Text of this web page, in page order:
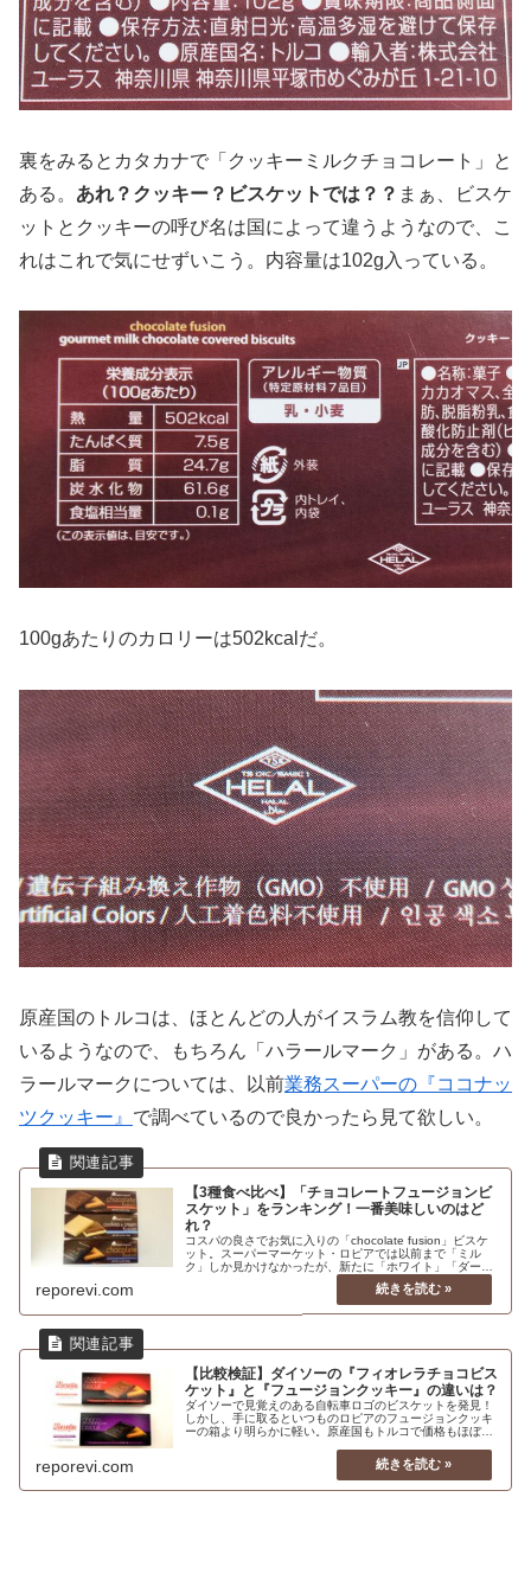
裏をみるとカタカナで「クッキーミルクチョコレート」と
ある。 あれ？クッキー？ビスケットでは？？ まぁ、ビスケ
ットとクッキーの呼び名は国によって違うようなので、こ
れはこれで気にせずいこう。内容量は102g入っている。
100gあたりのカロリーは502kcalだ。
原産国のトルコは、ほとんどの人がイスラム教を信仰して
いるようなので、もちろん「ハラールマーク」がある。ハ
ラールマークについては、以前業務スーパーの『ココナッ
ツクッキー』 で調べているので良かったら見て欲しい。
【3種食べ比べ】「チョコレートフュージョンビ
スケット」をランキング！一番美味しいのはど
れ？
コスパの良さでお気に入りの「chocolate fusion」ビスケ
ット。スーパーマーケット・ロピアでは以前まで「ミル
ク」しか見かけなかったが、新たに「ホワイト」「ダー
ク」を発見！これは食べ比べするしかない！3種類の中で
どれが一番美味しいのか、意外にも食べる前の予想とは違
reporevi.com
【比較検証】ダイソーの『フィオレラチョコビス
ケット』と『フュージョンクッキー』の違いは？
ダイソーで見覚えのある自転車ロゴのビスケットを発見！
しかし、手に取るといつものロピアのフュージョンクッキ
ーの箱より明らかに軽い。原産国もトルコで価格もほぼ同
なので、購入して比較検証してみることにした。
reporevi.com